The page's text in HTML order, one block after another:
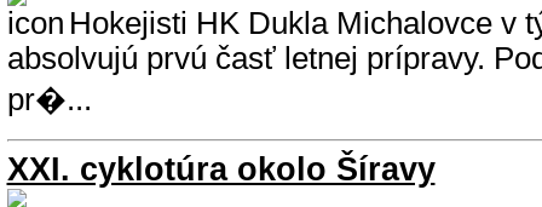
Hokejisti HK Dukla Michalovce v
absolvujú prvú časť letnej prípravy.
pr�...
XXI. cyklotúra okolo Šíravy